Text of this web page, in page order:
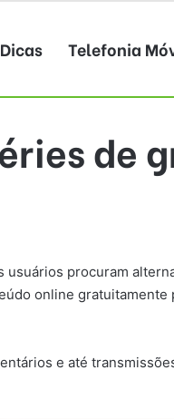
Dicas Telefonia
de
procuram
online
e até